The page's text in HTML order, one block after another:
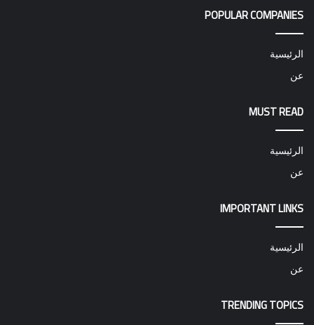
POPULAR COMPANIES
الرئيسية
عن
MUST READ
الرئيسية
عن
IMPORTANT LINKS
الرئيسية
عن
TRENDING TOPICS